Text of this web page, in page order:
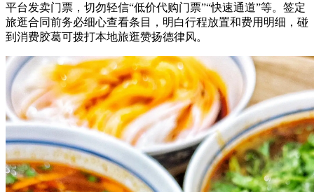
平台发卖门票，切勿轻信“低价代购门票”“快速通道”等。签定
旅逛合同前务必细心查看条目，明白行程放置和费用明细，碰
到消费胶葛可拨打本地旅逛赞扬德律风。